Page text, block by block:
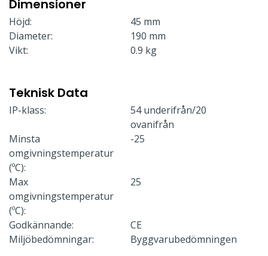
Dimensioner
Höjd:
45 mm
Diameter:
190 mm
Vikt:
0.9 kg
Teknisk Data
IP-klass:
54 underifrån/20
ovanifrån
Minsta
omgivningstemperatur
(ºC):
-25
Max
omgivningstemperatur
(ºC):
25
Godkännande:
CE
Miljöbedömningar:
Byggvarubedömningen